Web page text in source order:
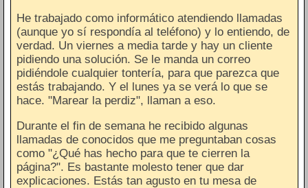
He trabajado como informático atendiendo llamadas
(aunque yo sí respondía al teléfono) y lo entiendo, de
verdad. Un viernes a media tarde y hay un cliente
pidiendo una solución. Se le manda un correo
pidiéndole cualquier tontería, para que parezca que
estás trabajando. Y el lunes ya se verá lo que se
hace. "Marear la perdiz", llaman a eso.
Durante el fin de semana he recibido algunas
llamadas de conocidos que me preguntaban cosas
como "¿Qué has hecho para que te cierren la
página?". Es bastante molesto tener que dar
explicaciones. Estás tan agusto en tu mesa de